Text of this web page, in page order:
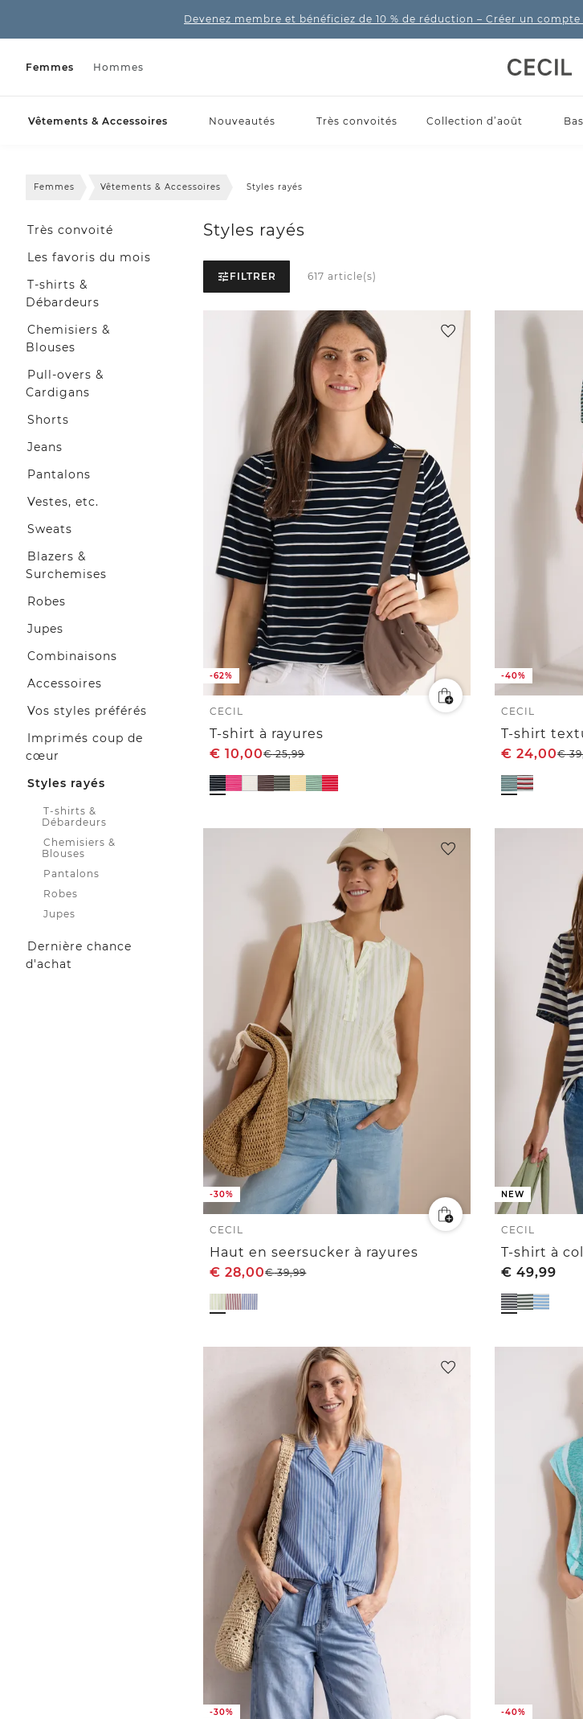
Devenez membre et bénéficiez de 10 % de réduction – Créer un
Femmes Hommes
Vêtements & Accessoires Nouveautés Très convoités Collection d’août
Femmes Vêtements & Accessoires Styles rayés
Très convoité
Les favoris du mois
T-shirts &
Débardeurs
Chemisiers &
Blouses
Pull-overs &
Cardigans
Shorts
Jeans
Pantalons
Vestes, etc.
Sweats
Blazers &
Surchemises
Robes
Jupes
Combinaisons
Accessoires
Vos styles préférés
Imprimés coup de
cœur
Styles rayés
T-shirts &
Débardeurs
Chemisiers &
Blouses
Pantalons
Robes
Jupes
Dernière chance
d'achat
Styles rayés
FILTRER 617 article(s)
-62%
CECIL
T-shirt à rayures
€ 10,00€25,99
-40%
CECIL
T-shirt
€ 24,00€
-30%
CECIL
Haut en seersucker à rayures
€ 28,00€39,99
NEW
CECIL
T-shirt à
€ 49,99
-30% -40%